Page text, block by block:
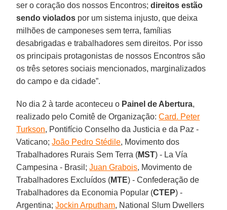
ser o coração dos nossos Encontros;direitos estão
sendo violados por um sistema injusto, que deixa
milhões de camponeses sem terra, famílias
desabrigadas e trabalhadores sem direitos. Por isso
os principais protagonistas de nossos Encontros são
os três setores sociais mencionados, marginalizados
do campo e da cidade”.
No dia 2 à tarde aconteceu o Painel de Abertura,
realizado pelo Comitê de Organização:Card. Peter
Turkson, Pontifício Conselho da Justicia e da Paz -
Vaticano;João Pedro Stédile, Movimento dos
Trabalhadores Rurais Sem Terra (MST) - La Vía
Campesina - Brasil;Juan Grabois, Movimento de
Trabalhadores Excluídos (MTE) - Confederação de
Trabalhadores da Economia Popular (CTEP) -
Argentina;Jockin Arputham, National Slum Dwellers